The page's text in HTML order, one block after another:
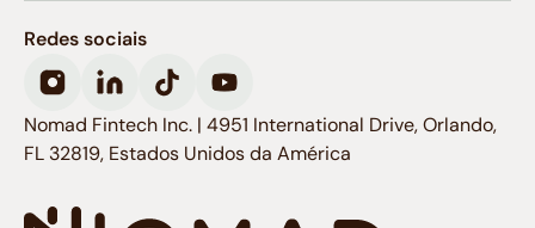
Redes sociais
Nomad Fintech Inc. | 4951 International Drive, Orlando,
FL 32819, Estados Unidos da América